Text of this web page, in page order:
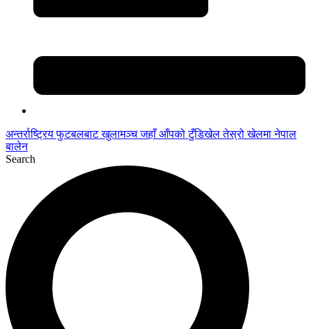
अन्तर्राष्ट्रिय फुटबलबाट खुलामञ्च जहाँ आँपको टुँडिखेल तेस्रो खेलमा नेपाल
बालेन
Search